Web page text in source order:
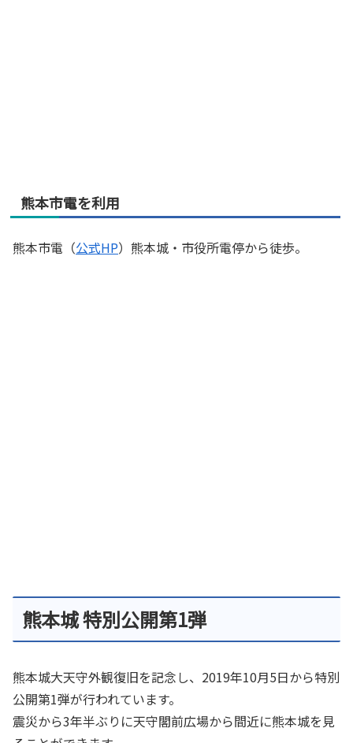
熊本市電を利用
熊本市電（公式HP）熊本城・市役所電停から徒歩。
熊本城 特別公開第1弾
熊本城大天守外観復旧を記念し、2019年10月5日から特別
公開第1弾が行われています。
震災から3年半ぶりに天守閣前広場から間近に熊本城を見